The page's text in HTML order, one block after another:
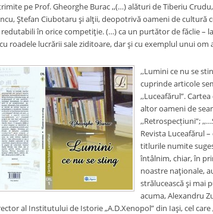
pe Prof. Gheorghe Burac ,,(…) alături de Tiberiu
Ştefan Ciubotaru şi alţii, deopotrivă oameni de
în orice competiţie. (…) ca un purtător de făclie
roadele lucrării sale ziditoare, dar şi cu exemplul unui
,,Lumini ce nu se
cuprinde articole
,,Luceafărul”.
altor oameni de
,,Retrospecțiuni”;
Revista Luceafărul
titlurile numite
întâlnim, chiar, în
noastre naţionale,
strălucească şi mai
acuma, Alexandru
al Institutului de Istorie „A.D.Xenopol” din Iaşi, cel care